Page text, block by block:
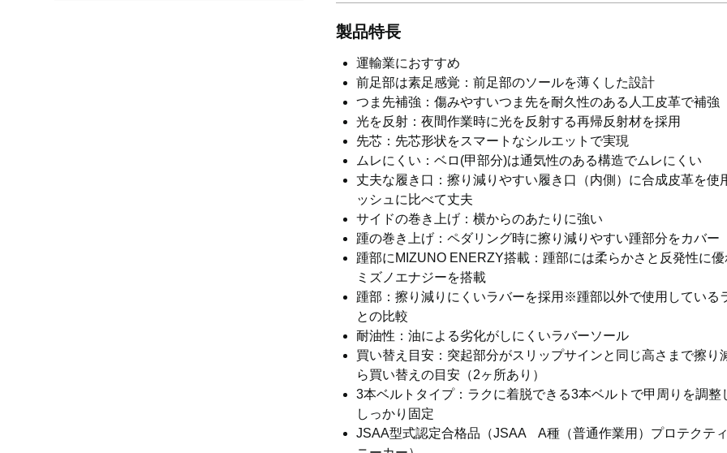
製品特長
運輸業におすすめ
前足部は素足感覚：前足部のソールを薄くした設計
つま先補強：傷みやすいつま先を耐久性のある人工皮革で補強
光を反射：夜間作業時に光を反射する再帰反射材を採用
先芯：先芯形状をスマートなシルエットで実現
ムレにくい：ベロ(甲部分)は通気性のある構造でムレにくい
丈夫な履き口：擦り減りやすい履き口（内側）に合成皮革を使
ッシュに比べて丈夫
サイドの巻き上げ：横からのあたりに強い
踵の巻き上げ：ペダリング時に擦り減りやすい踵部分をカバー
踵部にMIZUNO ENERZY搭載：踵部には柔らかさと反発性に優
ミズノエナジーを搭載
踵部：擦り減りにくいラバーを採用※踵部以外で使用している
との比較
耐油性：油による劣化がしにくいラバーソール
買い替え目安：突起部分がスリップサインと同じ高さまで擦り
ら買い替えの目安（2ヶ所あり）
3本ベルトタイプ：ラクに着脱できる3本ベルトで甲周りを調整
しっかり固定
JSAA型式認定合格品（JSAA A種（普通作業用）プロテクテ